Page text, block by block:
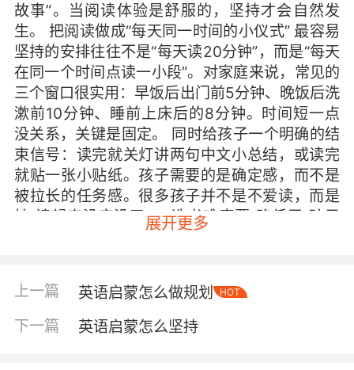
故事”。当阅读体验是舒服的，坚持才会自然发
生。 把阅读做成“每天同一时间的小仪式” 最容易
坚持的安排往往不是“每天读20分钟”，而是“每天
在同一个时间点读一小段”。对家庭来说，常见的
三个窗口很实用：早饭后出门前5分钟、晚饭后洗
漱前10分钟、睡前上床后的8分钟。时间短一点
没关系，关键是固定。 同时给孩子一个明确的结
束信号：读完就关灯讲两句中文小总结，或读完
就贴一张小贴纸。孩子需要的是确定感，而不是
被拉长的任务感。很多孩子并不是不爱读，而是
怕“读起来没完没了”。 选书难度要“略低于”孩子
能力 坚持阅读最大的绊脚石，是书选得太难。家
句子长、情节推进慢，孩子只能靠猜，猜不动就
开始抗拒。启蒙阶段更适合“孩子能听懂七八成”
的书：图能帮忙理解，句型重复，页数不长，读
完有成就感。 一个简单判断法：翻开一页，如果
展开更多
上一篇 英语启蒙怎么做规划 HOT
下一篇 英语启蒙怎么坚持